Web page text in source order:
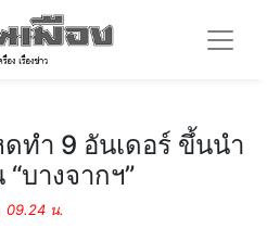
ทำ 9 อันเดอร์ ขึ้นนำ
บางจากฯ”
09.24 น.